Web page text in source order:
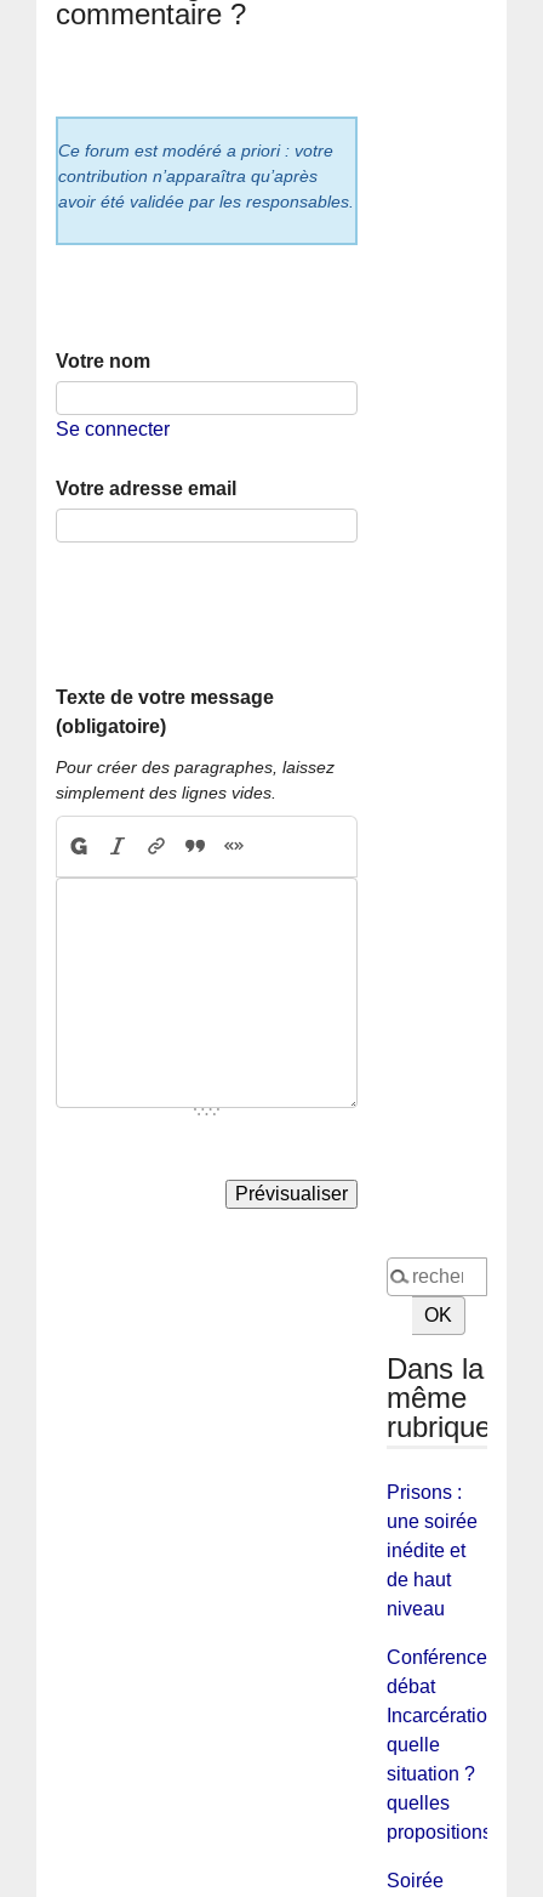
commentaire ?
Ce forum est modéré a priori : votre
contribution n’apparaîtra qu’après
avoir été validée par les responsables.
Votre nom
Se connecter
Votre adresse email
Texte de votre message
(obligatoire)
Pour créer des paragraphes, laissez
simplement des lignes vides.
Dans la
même
rubrique
Prisons :
une soirée
inédite et
de haut
niveau
Conférence
débat
Incarcération :
quelle
situation ?
quelles
propositions ?
Soirée